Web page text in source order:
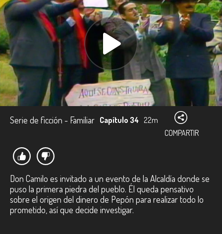
Serie de ficción - Familiar Capítulo 34 22m
COMPARTIR
Don Camilo es invitado a un evento de la Alcaldía donde se
puso la primera piedra del pueblo. Él queda pensativo
sobre el origen del dinero de Pepón para realizar todo lo
prometido, así que decide investigar.